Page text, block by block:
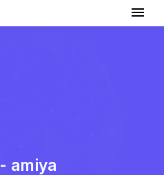
عمیه - amiya